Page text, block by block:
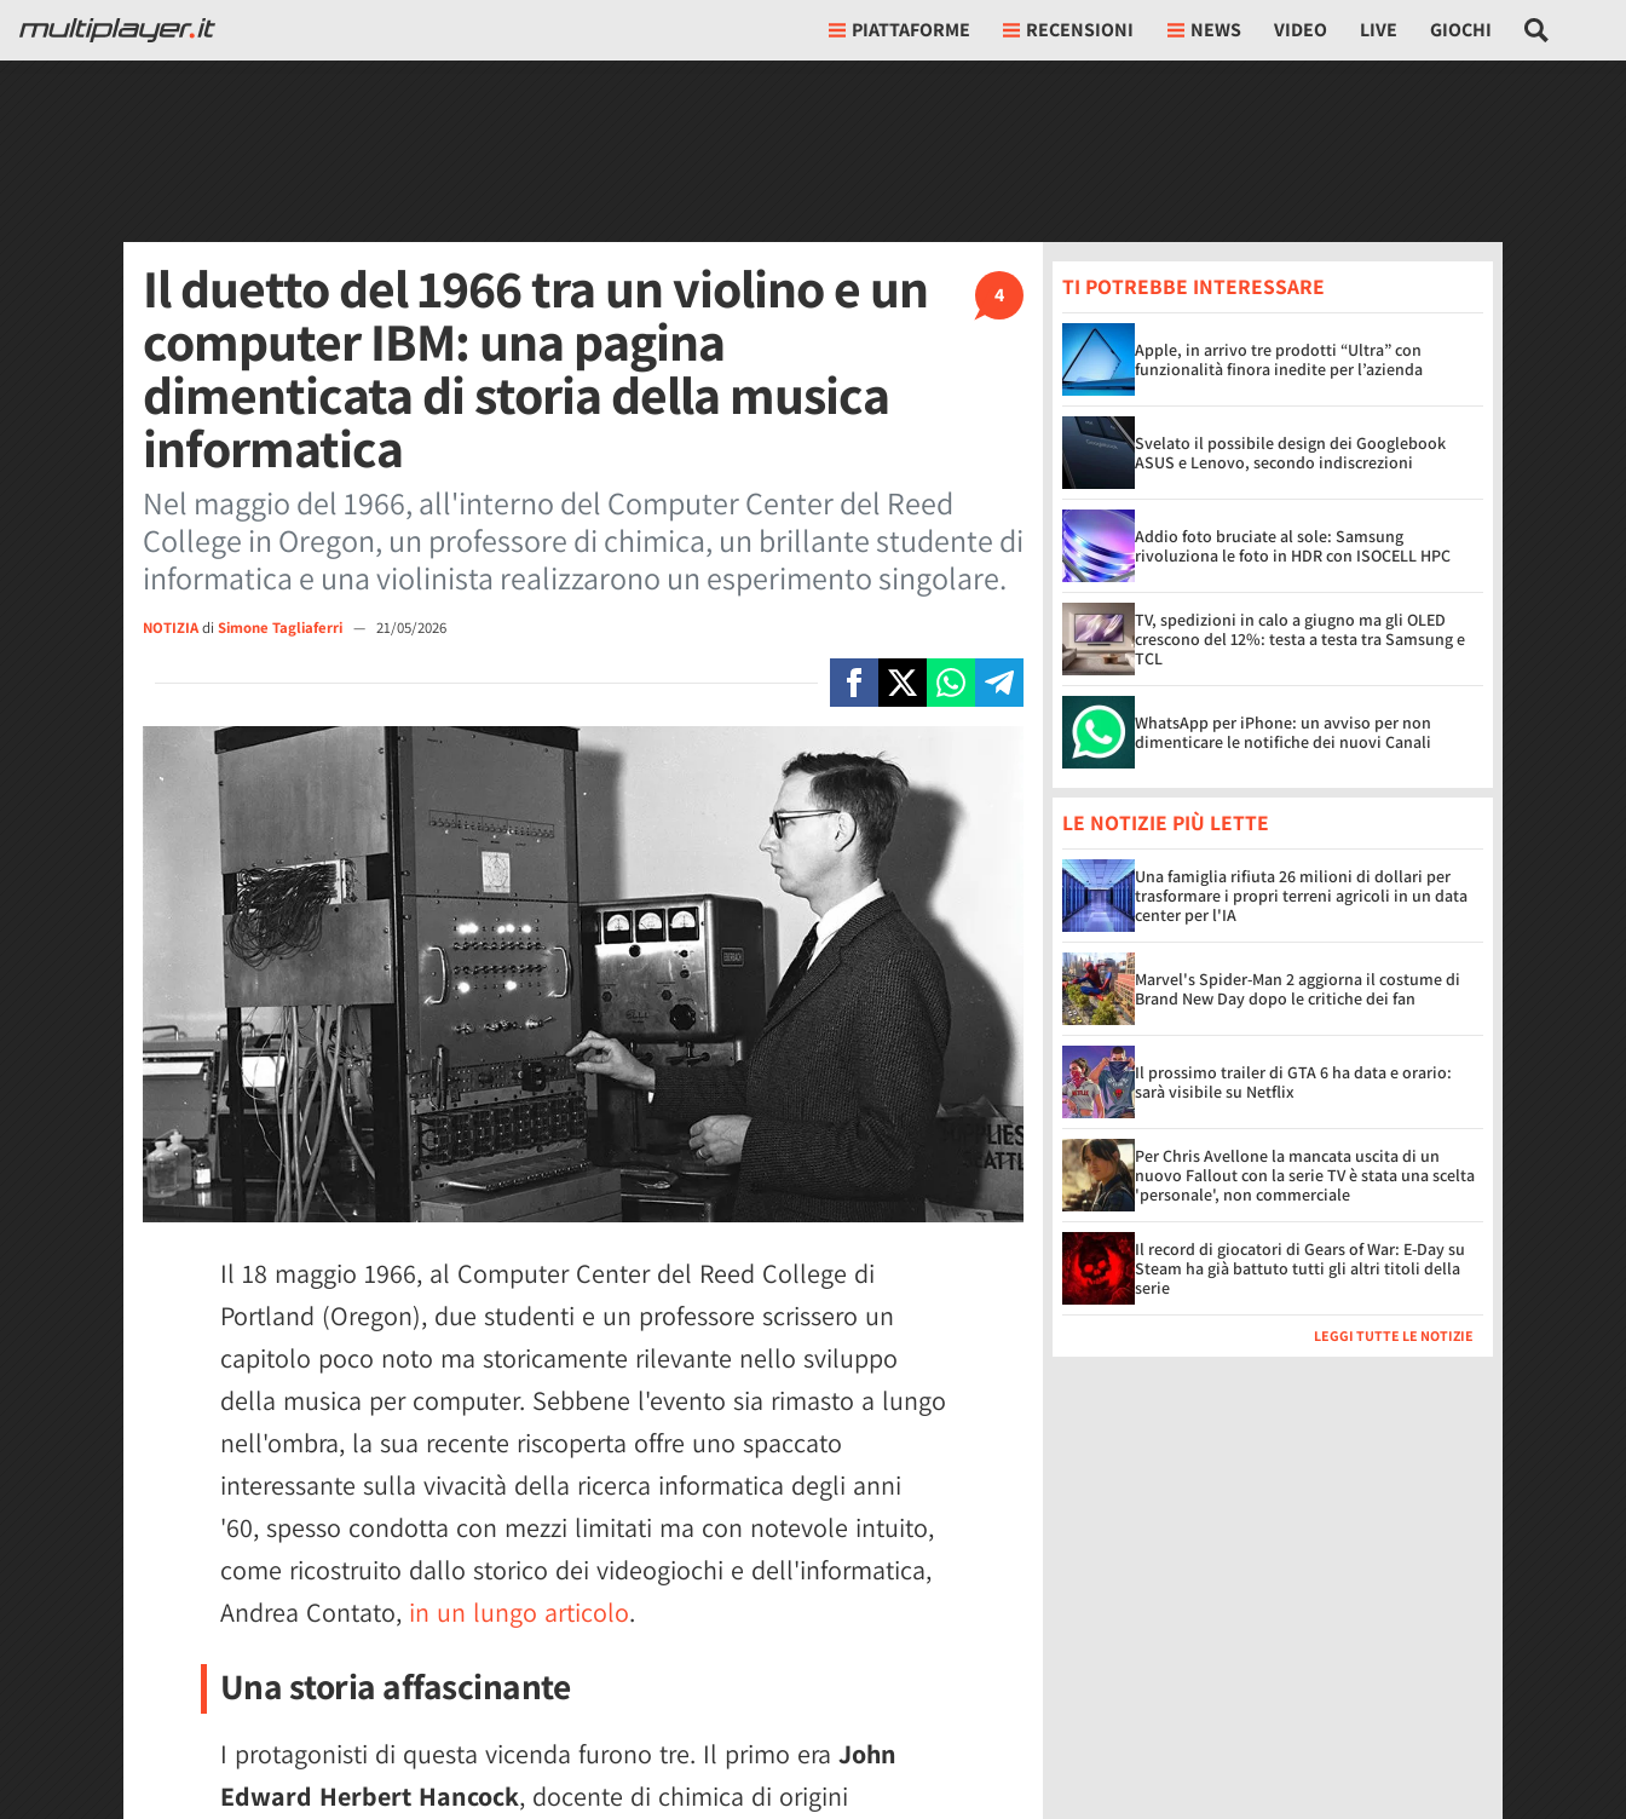
PIATTAFORME RECENSIONI NEWS VIDEO LIVE GIOCHI
4
Il duetto del 1966 tra un violino e un
computer IBM: una pagina
dimenticata di storia della musica
informatica
Nel maggio del 1966, all'interno del Computer Center del Reed
College in Oregon, un professore di chimica, un brillante studente di
informatica e una violinista realizzarono un esperimento singolare.
NOTIZIAdi Simone Tagliaferri — 21/05/2026
Il 18 maggio 1966, al Computer Center del Reed College di
Portland (Oregon), due studenti e un professore scrissero un
capitolo poco noto ma storicamente rilevante nello sviluppo
della musica per computer. Sebbene l'evento sia rimasto a lungo
nell'ombra, la sua recente riscoperta offre uno spaccato
interessante sulla vivacità della ricerca informatica degli anni
'60, spesso condotta con mezzi limitati ma con notevole intuito,
come ricostruito dallo storico dei videogiochi e dell'informatica,
Andrea Contato, in un lungo articolo.
Una storia affascinante
I protagonisti di questa vicenda furono tre. Il primo era John
Edward Herbert Hancock, docente di chimica di origini
TI POTREBBE INTERESSARE
Apple, in arrivo tre prodotti “Ultra” con
funzionalità finora inedite per l’azienda
Svelato il possibile design dei Googlebook
ASUS e Lenovo, secondo indiscrezioni
Addio foto bruciate al sole: Samsung
rivoluziona le foto in HDR con ISOCELL HPC
TV, spedizioni in calo a giugno ma gli OLED
crescono del 12%: testa a testa tra Samsung e
TCL
WhatsApp per iPhone: un avviso per non
dimenticare le notifiche dei nuovi Canali
LE NOTIZIE PIÙ LETTE
Una famiglia rifiuta 26 milioni di dollari per
trasformare i propri terreni agricoli in un data
center per l'IA
Marvel's Spider-Man 2 aggiorna il costume di
Brand New Day dopo le critiche dei fan
Il prossimo trailer di GTA 6 ha data e orario:
sarà visibile su Netflix
Per Chris Avellone la mancata uscita di un
nuovo Fallout con la serie TV è stata una scelta
'personale', non commerciale
Il record di giocatori di Gears of War: E-Day su
Steam ha già battuto tutti gli altri titoli della
serie
LEGGI TUTTE LE NOTIZIE